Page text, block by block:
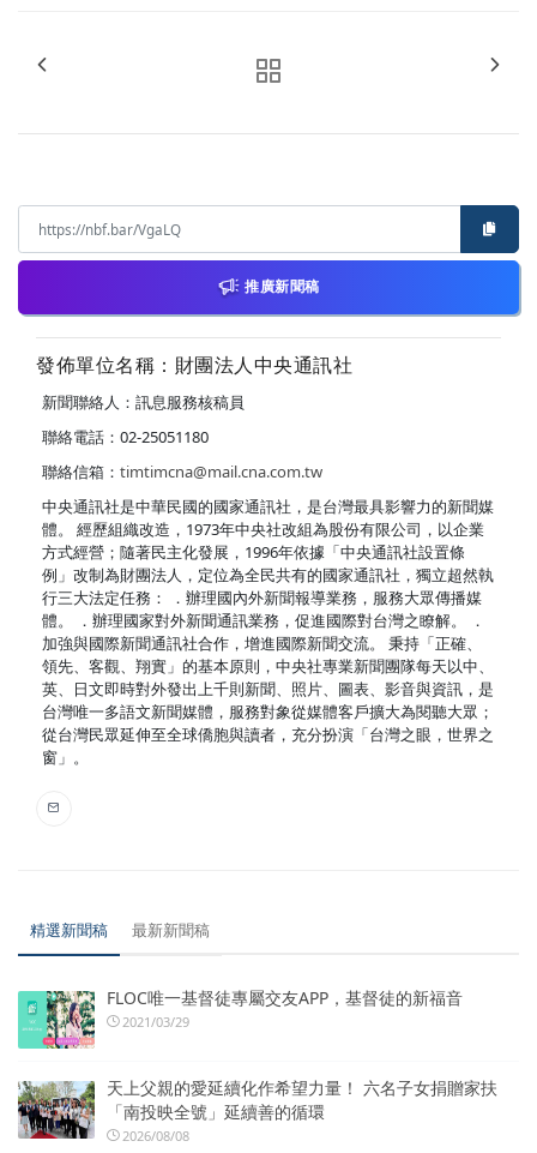
推廣新聞稿
發佈單位名稱：財團法人中央通訊社
新聞聯絡人：訊息服務核稿員
聯絡電話：02-25051180
聯絡信箱： timtimcna@mail.cna.com.tw
中央通訊社是中華民國的國家通訊社，是台灣最具影響力的新聞媒
體。 經歷組織改造，1973年中央社改組為股份有限公司，以企業
方式經營；隨著民主化發展，1996年依據「中央通訊社設置條
例」改制為財團法人，定位為全民共有的國家通訊社，獨立超然執
行三大法定任務： ．辦理國內外新聞報導業務，服務大眾傳播媒
體。 ．辦理國家對外新聞通訊業務，促進國際對台灣之瞭解。 ．
加強與國際新聞通訊社合作，增進國際新聞交流。 秉持「正確、
領先、客觀、翔實」的基本原則，中央社專業新聞團隊每天以中、
英、日文即時對外發出上千則新聞、照片、圖表、影音與資訊，是
台灣唯一多語文新聞媒體，服務對象從媒體客戶擴大為閱聽大眾；
從台灣民眾延伸至全球僑胞與讀者，充分扮演「台灣之眼，世界之
窗」。
精選新聞稿 最新新聞稿
FLOC唯一基督徒專屬交友APP，基督徒的新福音
2021/03/29
天上父親的愛延續化作希望力量！ 六名子女捐贈家扶
「南投映全號」延續善的循環
2026/08/08